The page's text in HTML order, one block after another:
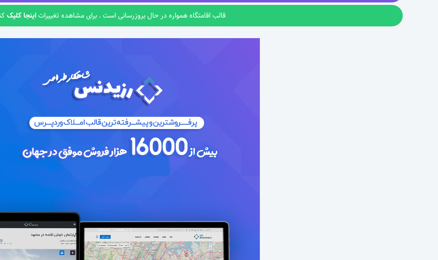
قالب اقامتگاه همواره در حال بروزرسانی است . برای مشاهده تغییراتاینجا کلیک